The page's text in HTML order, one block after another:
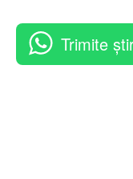
Trimite